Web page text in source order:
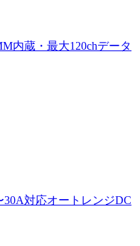
内蔵・最大120chデータ
30A対応オートレンジDC